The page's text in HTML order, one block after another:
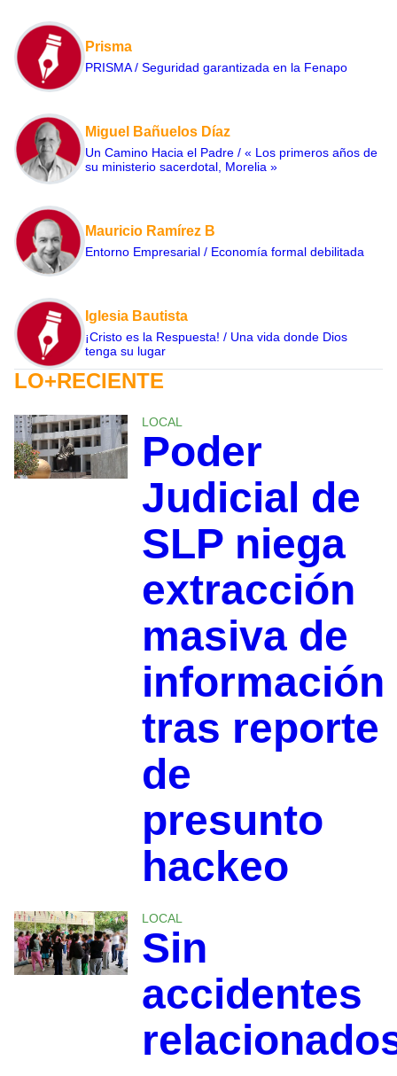
Prisma
PRISMA / Seguridad garantizada en la Fenapo
Miguel Bañuelos Díaz
Un Camino Hacia el Padre / « Los primeros años de
su ministerio sacerdotal, Morelia »
Mauricio Ramírez B
Entorno Empresarial / Economía formal debilitada
Iglesia Bautista
¡Cristo es la Respuesta! / Una vida donde Dios
tenga su lugar
LO+RECIENTE
LOCAL
Poder
Judicial de
SLP niega
extracción
masiva de
información
tras reporte
de
presunto
hackeo
LOCAL
Sin
accidentes